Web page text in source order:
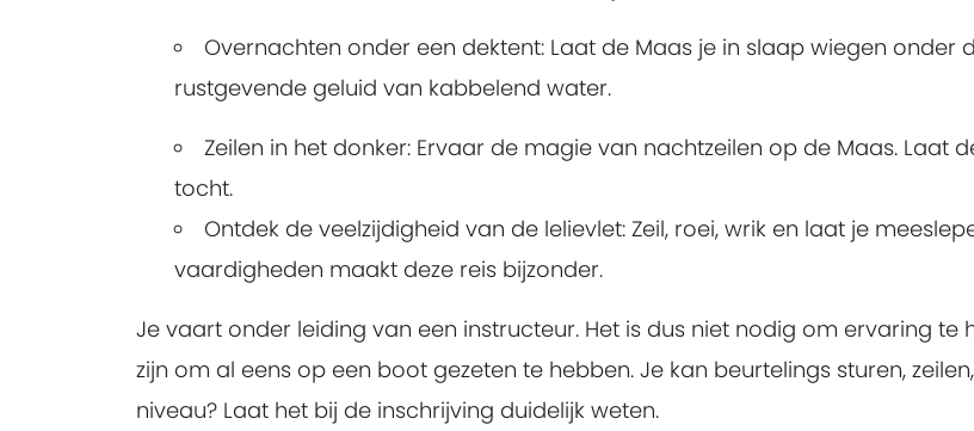
Overnachten onder een dektent: Laat de Maas je in slaap wiegen
rustgevende geluid van kabbelend water.
Zeilen in het donker: Ervaar de magie van nachtzeilen op de Maas. Laat
tocht.
Ontdek de veelzijdigheid van de lelievlet: Zeil, roei, wrik en laat je
vaardigheden maakt deze reis bijzonder.
Je vaart onder leiding van een instructeur. Het is dus niet nodig om ervaring
zijn om al eens op een boot gezeten te hebben. Je kan beurtelings sturen,
niveau? Laat het bij de inschrijving duidelijk weten.